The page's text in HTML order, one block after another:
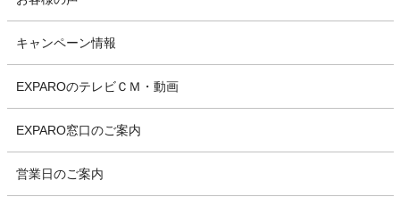
キャンペーン情報
EXPAROのテレビＣＭ・動画
EXPARO窓口のご案内
営業日のご案内